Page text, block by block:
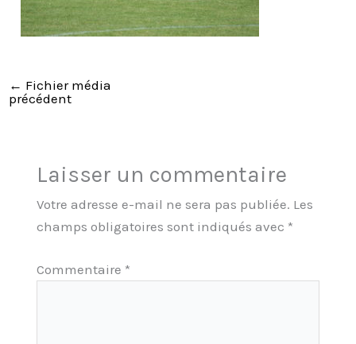
← Fichier média
précédent
Laisser un commentaire
Votre adresse e-mail ne sera pas publiée. Les
champs obligatoires sont indiqués avec *
Commentaire *